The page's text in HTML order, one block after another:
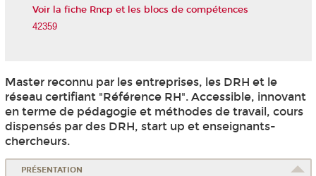
Voir la fiche Rncp et les blocs de compétences
42359
Master reconnu par les entreprises, les DRH et le
réseau certifiant "Référence RH". Accessible, innovant
en terme de pédagogie et méthodes de travail, cours
dispensés par des DRH, start up et enseignants-
chercheurs.
PRÉSENTATION